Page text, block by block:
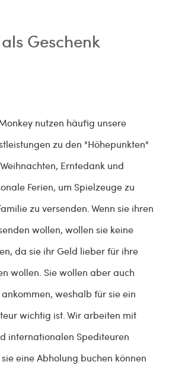
Geschenk
nutzen häufig unsere
zu den "Höhepunkten"
Erntedank und
Ferien, um Spielzeuge zu
zu versenden. Wenn sie ihren
wollen, wollen sie keine
da sie ihr Geld lieber für ihre
wollen. Sie wollen aber auch
weshalb für sie ein
wichtig ist. Wir arbeiten mit
internationalen Spediteuren
eine Abholung buchen können